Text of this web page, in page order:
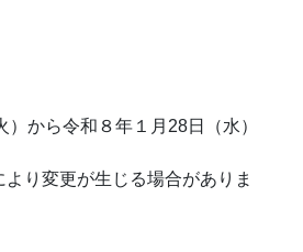
から令和８年１月28日（水）
り変更が生じる場合がありま